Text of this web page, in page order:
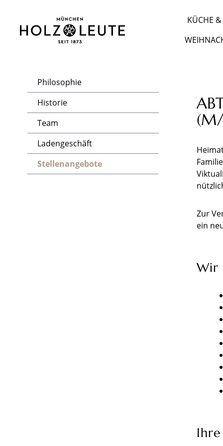
KÜCHE
Philosophie
Historie
Team
Ladengeschäft
Stellenangebote
Zur
ein
Wir